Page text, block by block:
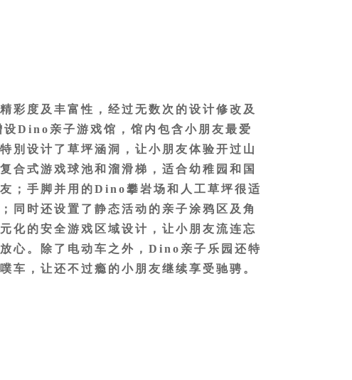
彩度及丰富性，经过无数次的设计修改及
Dino亲子游戏馆，馆内包含小朋友最爱
別设计了草坪涵洞，让小朋友体验开过山
合式游戏球池和溜滑梯，适合幼稚园和国
；手脚并用的Dino攀岩场和人工草坪很适
同时还设置了静态活动的亲子涂鸦区及角
化的安全游戏区域设计，让小朋友流连忘
心。除了电动车之外，Dino亲子乐园还特
车，让还不过瘾的小朋友继续享受驰骋。